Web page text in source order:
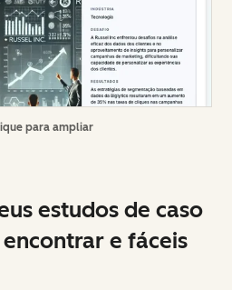
para ampliar
estudos de caso
e fáceis